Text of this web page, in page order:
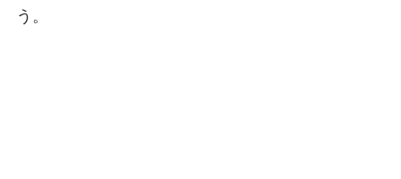
う。